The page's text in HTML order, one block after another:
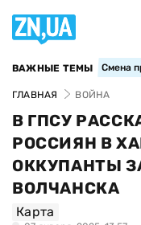
ВАЖНЫЕ ТЕМЫ Смена
ГЛАВНАЯ ВОЙНА
В ГПСУ
РОССИЯН В
ОККУПАНТЫ
ВОЛЧАНСКА
Карта